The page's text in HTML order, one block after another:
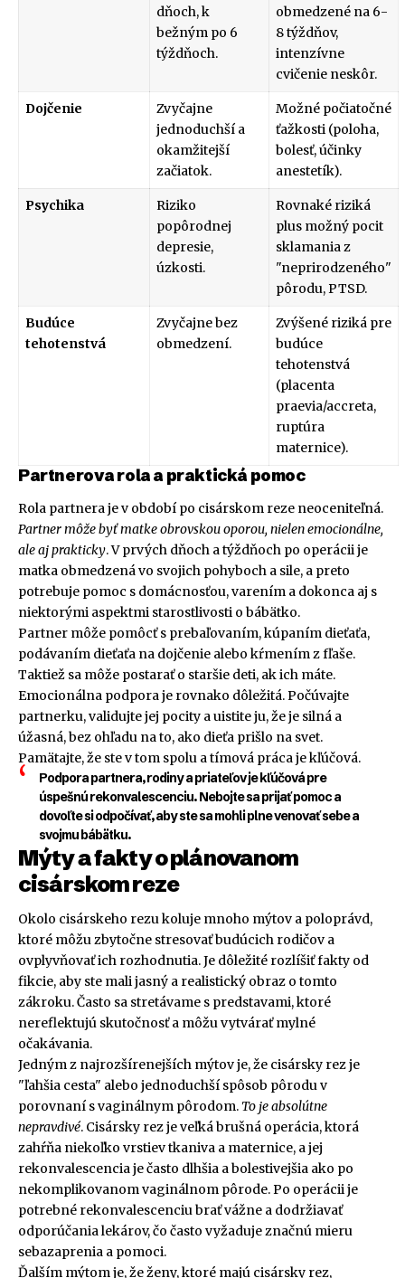
dňoch, k
bežným po 6
týždňoch.
obmedzené na 6-
8 týždňov,
intenzívne
cvičenie neskôr.
Dojčenie
Zvyčajne
jednoduchší a
okamžitejší
začiatok.
Možné počiatočné
ťažkosti (poloha,
bolesť, účinky
anestetík).
Psychika
Riziko
popôrodnej
depresie,
úzkosti.
Rovnaké riziká
plus možný pocit
sklamania z
"neprirodzeného"
pôrodu, PTSD.
Budúce
tehotenstvá
Zvyčajne bez
obmedzení.
Zvýšené riziká pre
budúce
tehotenstvá
(placenta
praevia/accreta,
ruptúra
maternice).
Partnerova rola a praktická pomoc
Rola partnera je v období po cisárskom reze neoceniteľná.
Partner môže byť matke obrovskou oporou, nielen emocionálne,
ale aj prakticky. V prvých dňoch a týždňoch po operácii je
matka obmedzená vo svojich pohyboch a sile, a preto
potrebuje pomoc s domácnosťou, varením a dokonca aj s
niektorými aspektmi starostlivosti o bábätko.
Partner môže pomôcť s prebaľovaním, kúpaním dieťaťa,
podávaním dieťaťa na dojčenie alebo kŕmením z fľaše.
Taktiež sa môže postarať o staršie deti, ak ich máte.
Emocionálna podpora je rovnako dôležitá. Počúvajte
partnerku, validujte jej pocity a uistite ju, že je silná a
úžasná, bez ohľadu na to, ako dieťa prišlo na svet.
Pamätajte, že ste v tom spolu a tímová práca je kľúčová.
Podpora partnera, rodiny a priateľov je kľúčová pre
úspešnú rekonvalescenciu. Nebojte sa prijať pomoc a
dovoľte si odpočívať, aby ste sa mohli plne venovať sebe a
svojmu bábätku.
Mýty a fakty o plánovanom
cisárskom reze
Okolo cisárskeho rezu koluje mnoho mýtov a poloprávd,
ktoré môžu zbytočne stresovať budúcich rodičov a
ovplyvňovať ich rozhodnutia. Je dôležité rozlíšiť fakty od
fikcie, aby ste mali jasný a realistický obraz o tomto
zákroku. Často sa stretávame s predstavami, ktoré
nereflektujú skutočnosť a môžu vytvárať mylné
očakávania.
Jedným z najrozšírenejších mýtov je, že cisársky rez je
"ľahšia cesta" alebo jednoduchší spôsob pôrodu v
porovnaní s vaginálnym pôrodom. To je absolútne
nepravdivé. Cisársky rez je veľká brušná operácia, ktorá
zahŕňa niekoľko vrstiev tkaniva a maternice, a jej
rekonvalescencia je často dlhšia a bolestivejšia ako po
nekomplikovanom vaginálnom pôrode. Po operácii je
potrebné rekonvalescenciu brať vážne a dodržiavať
odporúčania lekárov, čo často vyžaduje značnú mieru
sebazaprenia a pomoci.
Ďalším mýtom je, že ženy, ktoré majú cisársky rez,